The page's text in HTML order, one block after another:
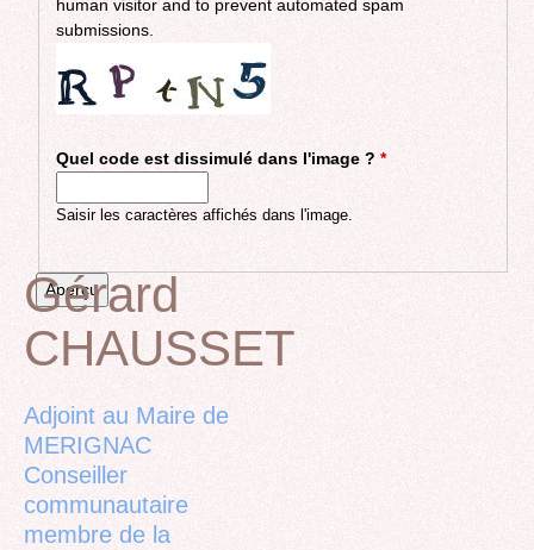
human visitor and to prevent automated spam
submissions.
Quel code est dissimulé dans l'image ? *
Saisir les caractères affichés dans l'image.
Back
to
Gérard
CHAUSSET
Adjoint au Maire de
MERIGNAC
Conseiller
communautaire
membre de la